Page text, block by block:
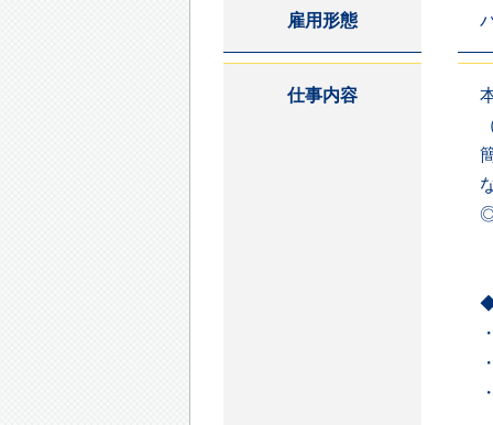
雇用形態
仕事内容
◎
◆